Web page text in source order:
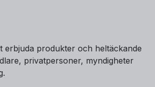
erbjuda produkter och heltäckande
privatpersoner, myndigheter